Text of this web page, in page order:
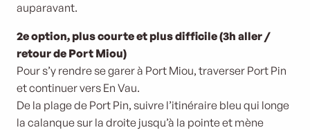
auparavant.
2e option, plus courte et plus difficile (3h aller /
retour de Port Miou)
Pour s’y rendre se garer à Port Miou, traverser Port Pin
et continuer vers En Vau.
De la plage de Port Pin, suivre l’itinéraire bleu qui longe
la calanque sur la droite jusqu’à la pointe et mène